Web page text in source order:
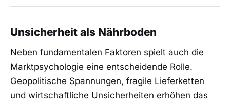
Unsicherheit als Nährboden
Neben fundamentalen Faktoren spielt auch die
Marktpsychologie eine entscheidende Rolle.
Geopolitische Spannungen, fragile Lieferketten
und wirtschaftliche Unsicherheiten erhöhen das